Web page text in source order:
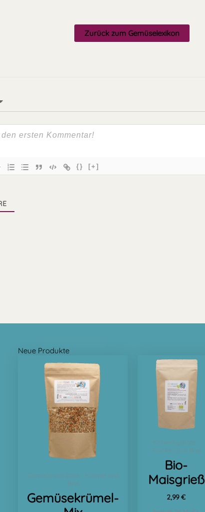
Zurück zum Gemüselexikon
{} [+]
Neue Produkte
Gemüse und Obst - Krümel und
Brei
Gemüsekrümel-
Kohlenhydrate -
Flocken und Brei
Bio-
Maisgrieß
2,99€